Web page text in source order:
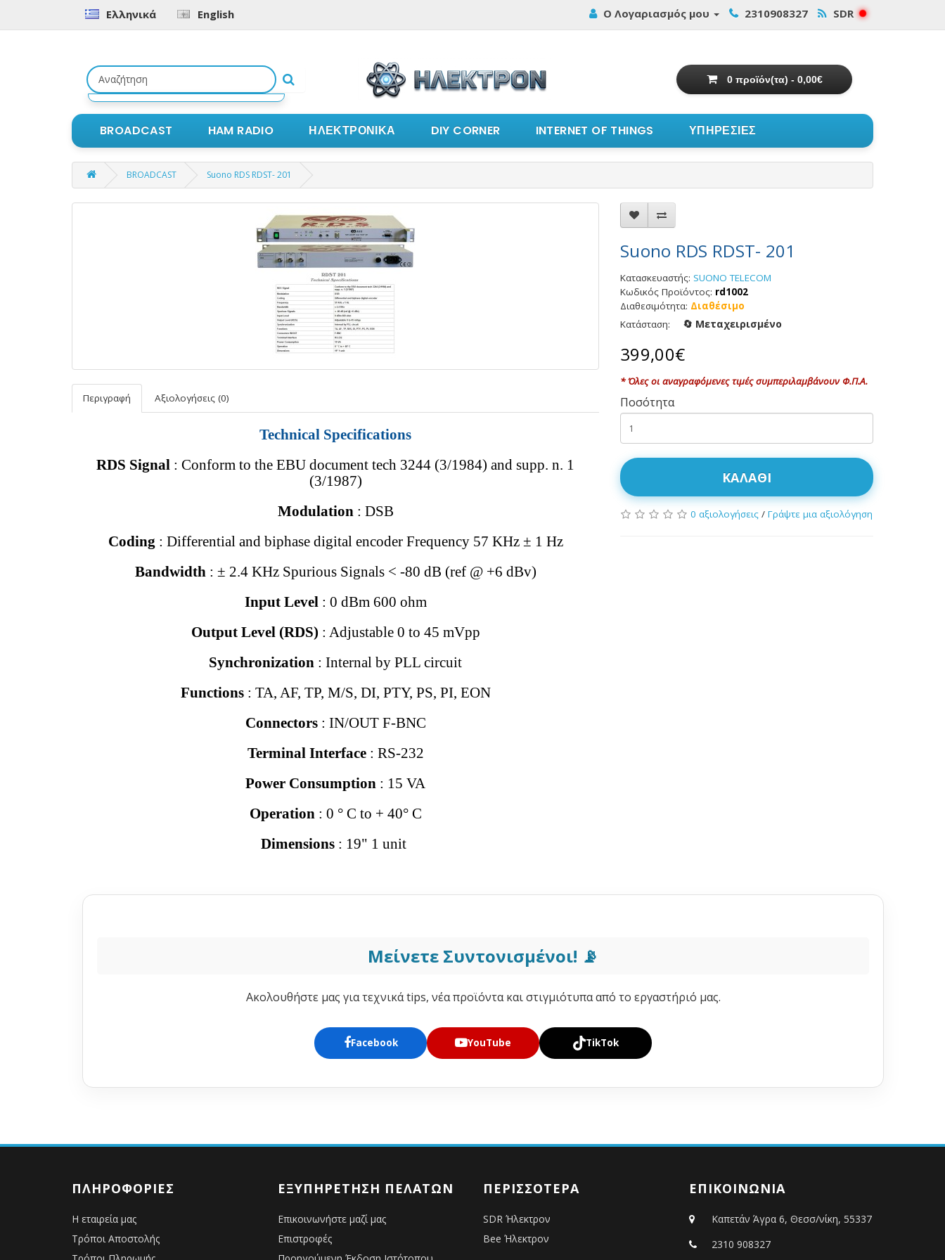
Ελληνικά English Ο Λογαριασμός μου 2310908327 SDR
Αναζήτηση
προϊόντων
0 προϊόν(τα) - 0,00€
BROADCAST HAM RADIO ΗΛΕΚΤΡΟΝΙΚΑ DIY CORNER INTERNET OF THINGS ΥΠΗΡΕΣΙΕΣ
BROADCAST Suono RDS RDST- 201
Περιγραφή Αξιολογήσεις (0)
Technical Specifications
RDS Signal : Conform to the EBU document tech 3244 (3/1984) and supp. n. 1
(3/1987)
Modulation : DSB
Coding : Differential and biphase digital encoder Frequency 57 KHz ± 1 Hz
Bandwidth : ± 2.4 KHz Spurious Signals < -80 dB (ref @ +6 dBv)
Input Level: 0 dBm 600 ohm
Output Level (RDS) : Adjustable 0 to 45 mVpp
Synchronization : Internal by PLL circuit
Functions : TA, AF, TP, M/S, DI, PTY, PS, PI, EON
Connectors : IN/OUT F-BNC
Terminal Interface: RS-232
Power Consumption : 15 VA
Operation : 0 ° C to + 40° C
Dimensions : 19" 1 unit
Suono RDS RDST- 201
Κατασκευαστής: SUONO TELECOM
Κωδικός Προϊόντος: rd1002
Διαθεσιμότητα: Διαθέσιμο
Κατάσταση:
🔄 Μεταχειρισμένο
399,00€
* Όλες οι αναγραφόμενες τιμές συμπεριλαμβάνουν Φ.Π.Α.
Ποσότητα
ΚΑΛΆΘΙ
0 αξιολογήσεις / Γράψτε μια αξιολόγηση
Μείνετε Συντονισμένοι! 📡
Ακολουθήστε μας για τεχνικά tips, νέα προϊόντα και στιγμιότυπα από το εργαστήριό μας.
Facebook YouTube TikTok
ΠΛΗΡΟΦΟΡΊΕΣ
Η εταιρεία μας
Τρόποι Αποστολής
ΕΞΥΠΗΡΈΤΗΣΗ ΠΕΛΑΤΏΝ
Επικοινωνήστε μαζί μας
Επιστροφές
ΠΕΡΙΣΣΌΤΕΡΑ
SDR Ήλεκτρον
Bee Ήλεκτρον
ΕΠΙΚΟΙΝΩΝΙΑ
Καπετάν Άγρα 6, Θεσσ/νίκη, 55337
2310 908327